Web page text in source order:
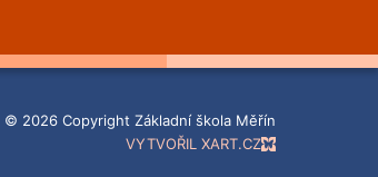
© 2026 Copyright Základní škola Měřín
VYTVOŘIL XART.CZ